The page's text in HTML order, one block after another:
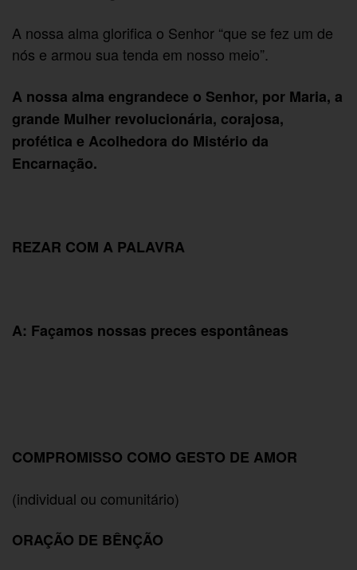
A nossa alma glorifica o Senhor “que se fez um de
nós e armou sua tenda em nosso meio”.
A nossa alma engrandece o Senhor, por Maria, a
grande Mulher revolucionária, corajosa,
profética e Acolhedora do Mistério da
Encarnação.
REZAR COM A PALAVRA
A: Façamos nossas preces espontâneas
COMPROMISSO COMO GESTO DE AMOR
(individual ou comunitário)
ORAÇÃO DE BÊNÇÃO